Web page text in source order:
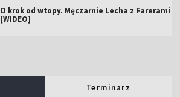
O krok od wtopy. Męczarnie Lecha z Farerami
[WIDEO]
Terminarz